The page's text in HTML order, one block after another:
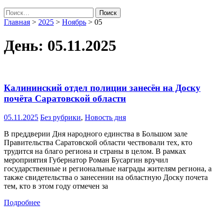
Найти:
Главная > 2025 > Ноябрь > 05
День: 05.11.2025
Калининский отдел полиции занесён на Доску
почёта Саратовской области
05.11.2025 Без рубрики, Новость дня
В преддверии Дня народного единства в Большом зале
Правительства Саратовской области чествовали тех, кто
трудится на благо региона и страны в целом. В рамках
мероприятия Губернатор Роман Бусаргин вручил
государственные и региональные награды жителям региона, а
также свидетельства о занесении на областную Доску почета
тем, кто в этом году отмечен за
Подробнее